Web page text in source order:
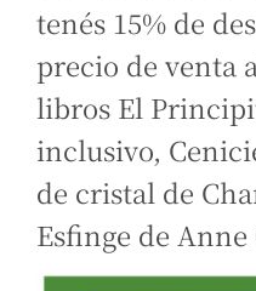
tenés 15% de
precio de venta
libros El
inclusivo,
de cristal de
Esfinge de Anne